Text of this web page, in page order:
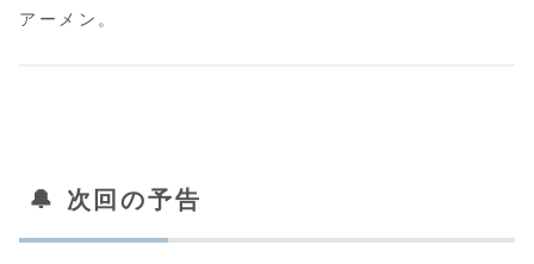
アーメン。
🔔 次回の予告